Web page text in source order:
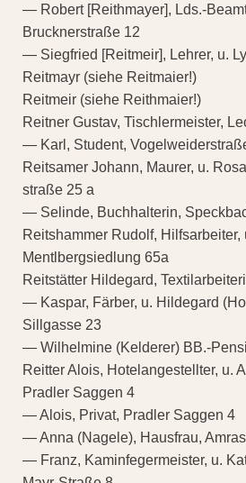
— Robert [Reithmayer], Lds.-
Brucknerstraße 12
— Siegfried [Reitmeir], Lehrer, u.
Reitmayr (siehe Reitmaier!)
Reitmeir (siehe Reithmaier!)
Reitner Gustav, Tischlermeister,
— Karl, Student,
Reitsamer Johann, Maurer, u.
straße 25 a
— Selinde, Buchhalterin,
Reitshammer Rudolf,
Mentlbergsiedlung 65a
Reitstätter Hildegard,
— Kaspar, Färber, u. Hildegard
Sillgasse 23
— Wilhelmine (Kelderer) BB.-
Reitter Alois, Hotelangestellter, u.
Pradler Saggen 4
— Alois, Privat, Pradler Saggen 4
— Anna (Nagele), Hausfrau, Amras
— Franz, Kaminfegermeister, u.